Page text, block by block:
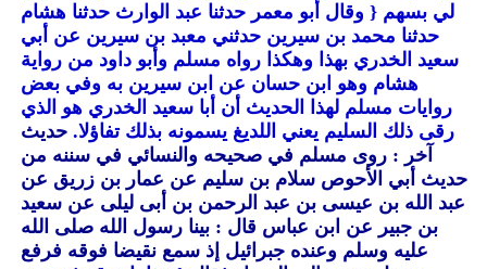
لي بسهم { وقال أبو معمر حدثنا عبد الوارث حدثنا هشام
حدثنا محمد بن سيرين حدثني معبد بن سيرين عن أبي
سعيد الخدري بهذا وهكذا رواه مسلم وأبو داود من رواية
هشام وهو ابن حسان عن ابن سيرين به وفي بعض
روايات مسلم لهذا الحديث أن أبا سعيد الخدري هو الذي
رقى ذلك السليم يعني اللديغ يسمونه بذلك تفاؤلا. حديث
آخر : روى مسلم في صحيحه والنسائي في سننه من
حديث أبي الأحوص سلام بن سليم عن عمار بن زريق عن
عبد الله بن عيسى بن عبد الرحمن بن أبى ليلى عن سعيد
بن جبير عن ابن عباس قال : بينا رسول الله صلى الله
عليه وسلم وعنده جبرائيل إذ سمع نقيضا فوقه فرفع